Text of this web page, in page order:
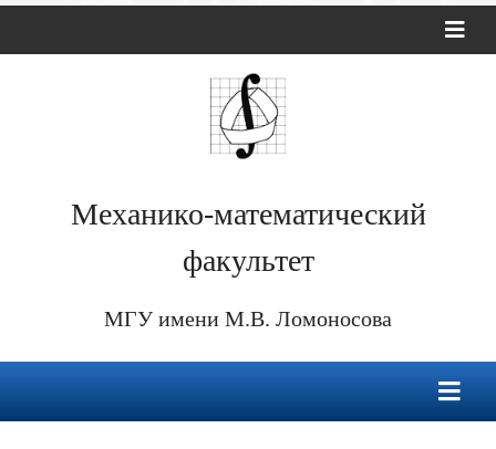
Механико-математический
факультет
МГУ имени М.В. Ломоносова